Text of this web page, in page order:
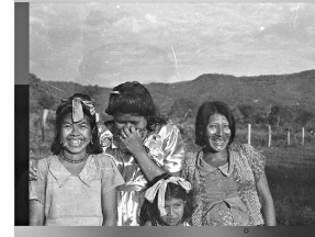
papel
transformador
da
escola
para
expandir
as
perspectivas